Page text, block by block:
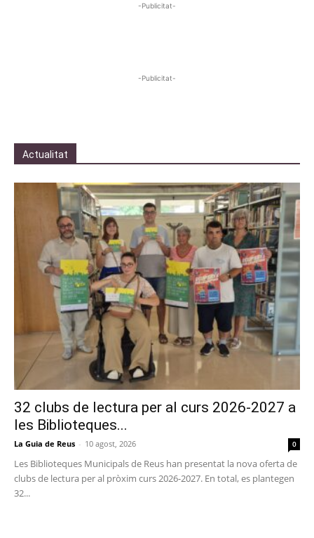
-Publicitat-
-Publicitat-
Actualitat
32 clubs de lectura per al curs 2026-2027 a
les Biblioteques...
La Guia de Reus - 10 agost, 2026 0
Les Biblioteques Municipals de Reus han presentat la nova oferta de
clubs de lectura per al pròxim curs 2026-2027. En total, es plantegen
32...